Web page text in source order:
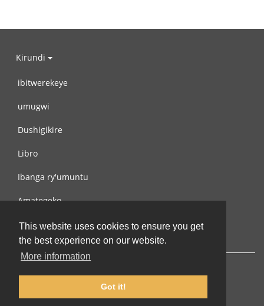
This website uses cookies to ensure you get
the best experience on our website.
More information
Got it!
Kirundi
ibitwerekeye
umugwi
Dushigikire
Libro
Ibanga ry'umuntu
Amategeko
Turondere
© 2002-2026 lernu.net |Impressum